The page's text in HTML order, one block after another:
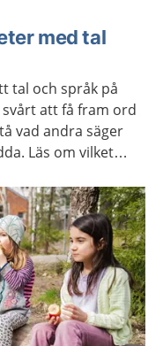
med tal
tal och språk på
att få fram ord
vad andra säger
Läs om vilket